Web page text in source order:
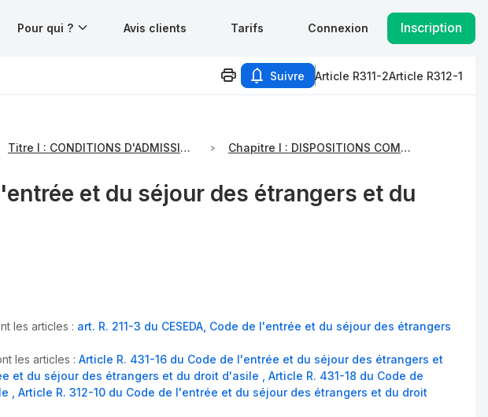
Pour qui ? Avis clients Tarifs Connexion Inscription
Suivre Article R311-2Article R312-1
Titre I : CONDITIONS D'ADMISSION SUR LE TERRITOIRE FRANÇAIS Chapitre I : DISPOSITIONS COMMUNES
et du séjour des étrangers et du
les articles : art. R. 211-3 du CESEDA Code de l'entrée et du séjour des étrangers
les articles : Article R. 431-16 du Code de l'entrée et du séjour des étrangers et
et du séjour des étrangers et du droit d'asile
Article R. 431-18 du Code de
Article R. 312-10 du Code de l'entrée et du séjour des étrangers et du droit